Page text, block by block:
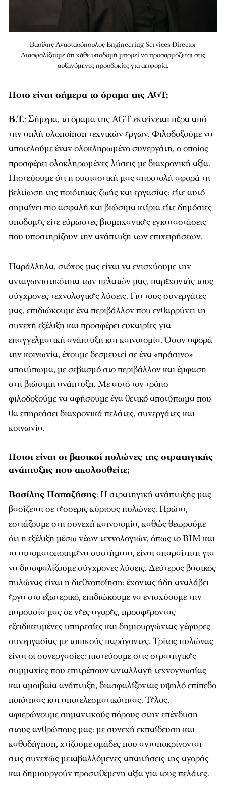
Βασίλης Αναστασόπουλος Engineering Services Director
Διασφαλίζουμε ότι κάθε υποδομή μπορεί να προσαρμόζεται στις
αυξανόμενες προσδοκίες για αειφορία.
Ποιο είναι σήμερα το όραμα της AGT;
Β.Τ.: Σήμερα, το όραμα της AGT εκτείνεται πέρα από
την απλή υλοποίηση τεχνικών έργων. Φιλοδοξούμε να
αποτελούμε έναν ολοκληρωμένο συνεργάτη, ο οποίος
προσφέρει ολοκληρωμένες λύσεις με διαχρονική αξία.
Πιστεύουμε ότι η ουσιαστική μας αποστολή αφορά τη
βελτίωση της ποιότητας ζωής και εργασίας: είτε αυτό
σημαίνει πιο ασφαλή και βιώσιμα κτίρια είτε δημόσιες
υποδομές είτε εύρωστες βιομηχανικές εγκαταστάσεις
που υποστηρίζουν την ανάπτυξη των επιχειρήσεων.
Παράλληλα, στόχος μας είναι να ενισχύουμε την
ανταγωνιστικότητα των πελατών μας, παρέχοντάς τους
σύγχρονες τεχνολογικές λύσεις. Για τους συνεργάτες
μας, επιδιώκουμε ένα περιβάλλον που ενθαρρύνει τη
συνεχή εξέλιξη και προσφέρει ευκαιρίες για
επαγγελματική ανάπτυξη και καινοτομία. Όσον αφορά
την κοινωνία, έχουμε δεσμευτεί σε ένα «πράσινο»
αποτύπωμα, με σεβασμό στο περιβάλλον και έμφαση
στη βιώσιμη ανάπτυξη. Με αυτό τον τρόπο
φιλοδοξούμε να αφήσουμε ένα θετικό αποτύπωμα που
θα επηρεάσει διαχρονικά πελάτες, συνεργάτες και
κοινωνία.
Ποιοι είναι οι βασικοί πυλώνες της στρατηγικής
ανάπτυξης που ακολουθείτε;
Βασίλης Παπαζήσης: Η στρατηγική ανάπτυξής μας
βασίζεται σε τέσσερις κύριους πυλώνες. Πρώτα,
εστιάζουμε στη συνεχή καινοτομία, καθώς θεωρούμε
ότι η εξέλιξη μέσω νέων τεχνολογιών, όπως το BIM και
τα αυτοματοποιημένα συστήματα, είναι απαραίτητη για
να διασφαλίζουμε σύγχρονες λύσεις. Δεύτερος βασικός
πυλώνας είναι η διεθνοποίηση: έχοντας ήδη αναλάβει
έργα στο εξωτερικό, επιδιώκουμε να ενισχύουμε την
παρουσία μας σε νέες αγορές, προσφέροντας
εξειδικευμένες υπηρεσίες και δημιουργώντας γέφυρες
συνεργασίας με τοπικούς παράγοντες. Τρίτος πυλώνας
είναι οι συνεργασίες: πιστεύουμε στις στρατηγικές
συμμαχίες που επιτρέπουν ανταλλαγή τεχνογνωσίας
και αμοιβαία ανάπτυξη, διασφαλίζοντας υψηλό επίπεδο
ποιότητας και αποτελεσματικότητας. Τέλος,
αφιερώνουμε σημαντικούς πόρους στην επένδυση
στους ανθρώπους μας: με συνεχή εκπαίδευση και
καθοδήγηση, χτίζουμε ομάδες που ανταποκρίνονται
στις συνεχώς μεταβαλλόμενες απαιτήσεις της αγοράς
και δημιουργούν προστιθέμενη αξία για τους πελάτες.